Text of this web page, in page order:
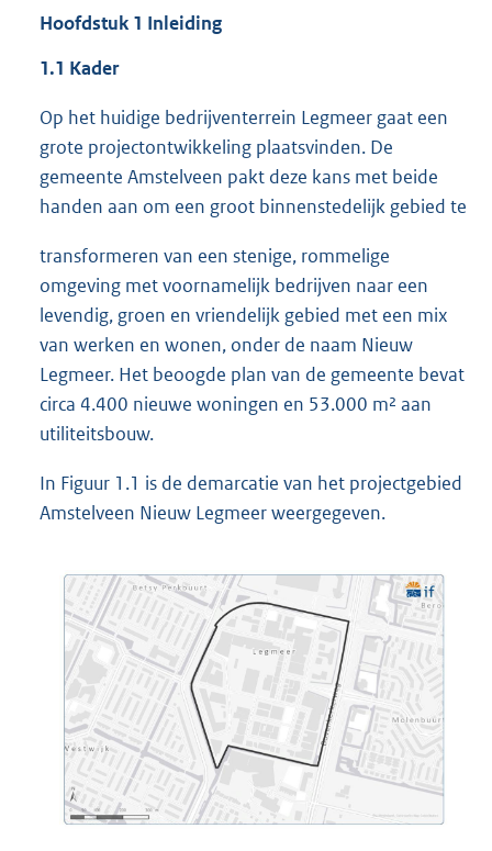
Hoofdstuk 1 Inleiding
1.1 Kader
Op het huidige bedrijventerrein Legmeer gaat een
grote projectontwikkeling plaatsvinden. De
gemeente Amstelveen pakt deze kans met beide
handen aan om een groot binnenstedelijk gebied te
transformeren van een stenige, rommelige
omgeving met voornamelijk bedrijven naar een
levendig, groen en vriendelijk gebied met een mix
van werken en wonen, onder de naam Nieuw
Legmeer. Het beoogde plan van de gemeente bevat
circa 4.400 nieuwe woningen en 53.000 m² aan
utiliteitsbouw.
In Figuur 1.1 is de demarcatie van het projectgebied
Amstelveen Nieuw Legmeer weergegeven.